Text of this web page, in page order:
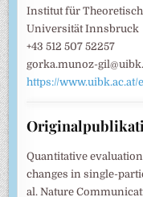
Institut für
Universität Innsbruck
+43 512 507 52257
gorka.munoz-
https://
Quantitative
changes in single-
al. Nature